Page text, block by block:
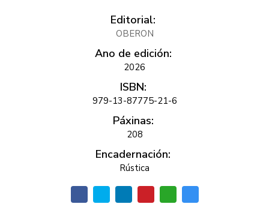
Editorial:
OBERON
Ano de edición:
2026
ISBN:
979-13-87775-21-6
Páxinas:
208
Encadernación:
Rústica